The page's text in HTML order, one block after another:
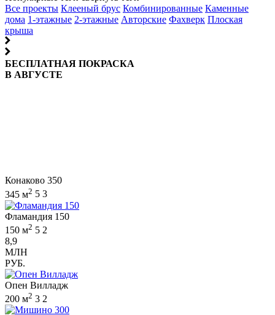
Все проекты Клееный брус Комбинированные Каменные
дома 1-этажные 2-этажные Авторские Фахверк Плоская
крыша
БЕСПЛАТНАЯ ПОКРАСКА
В АВГУСТЕ
Конаково 350
345 м2 5 3
Фламандия 150
150 м2 5 2
8,9
МЛН
РУБ.
Опен Вилладж
200 м2 3 2